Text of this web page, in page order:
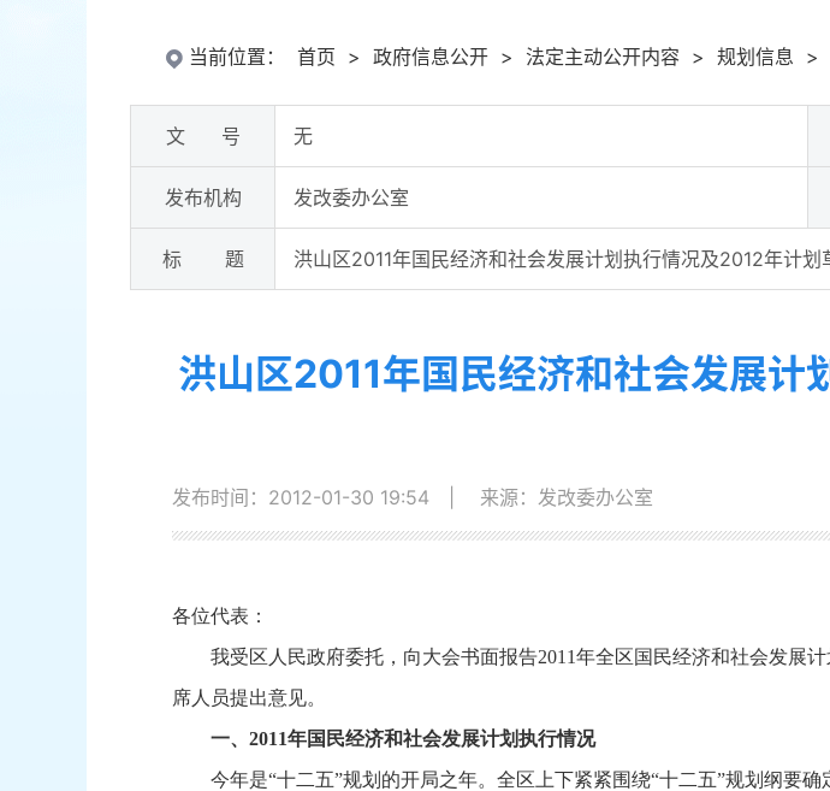
当前位置： 首页 > 政府信息公开 > 法定主动公开内容 > 规划信息 >
文 号 无
发布机构 发改委办公室
标 题 洪山区2011年国民经济和社会发展计划执行情况及2012年计划
洪山区2011年国民经济和社会发展
发布时间：2012-01-30 19:54 来源：发改委办公室
各位代表：
我受区人民政府委托， 向大会书面报告2011年全区国民经济和社会发展
席人员提出意见。
一、 2011年国民经济和社会发展计划执行情况
今年是“十二五”规划的开局之年。 全区上下紧紧围绕“十二五”规划纲要确